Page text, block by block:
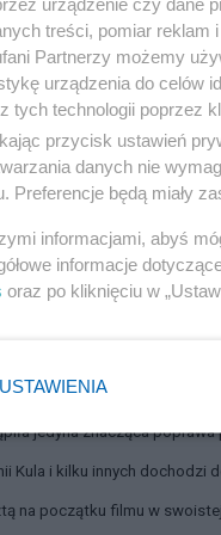
mogły być prawdziwe.
jedyna znacząca
Kula i kilku innych dochodzi
na początku filmu w
treści, pomiar reklam
Partnerzy możemy
urządzenia do celów
tych technologii poprzez
przycisk ustawień
danych nie
Preferencje będą miały
informacjami, abyś
informacje
oraz po kliknięciu w
USTAWIENIA